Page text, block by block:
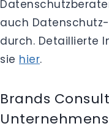
auch
durch. Detaillierte
sie hier.
Brands